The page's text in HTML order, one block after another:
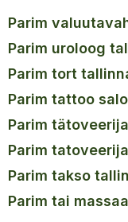
parim
parim uroloog
parim tort
parim tattoo
parim
parim
parim takso
parim tai